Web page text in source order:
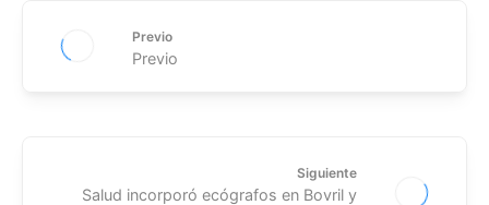
Previo
Previo
Siguiente
Salud incorporó ecógrafos en Bovril y